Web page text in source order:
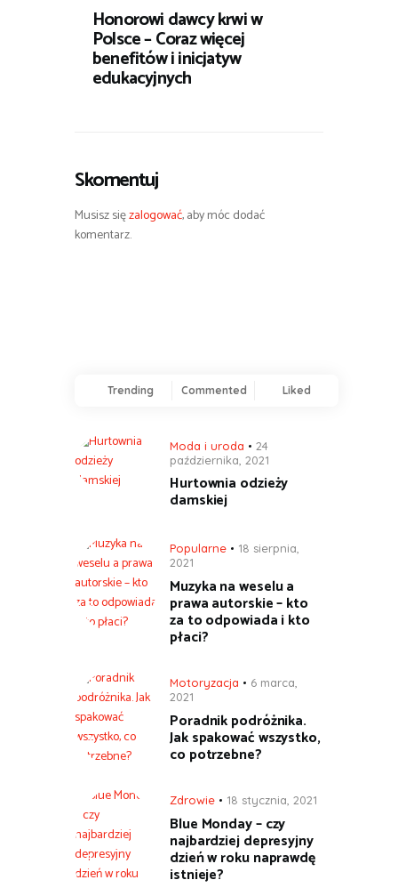
Honorowi dawcy krwi w
Polsce – Coraz więcej
benefitów i inicjatyw
edukacyjnych
Skomentuj
Musisz sięzalogować, aby móc dodać
komentarz.
Trending Commented Liked
Moda i uroda
24
października, 2021
Hurtownia odzieży
damskiej
Popularne
18 sierpnia,
2021
Muzyka na weselu a
prawa autorskie – kto
za to odpowiada i kto
płaci?
Motoryzacja
6 marca,
2021
Poradnik podróżnika.
Jak spakować wszystko,
co potrzebne?
Zdrowie 18 stycznia, 2021
Blue Monday – czy
najbardziej depresyjny
dzień w roku naprawdę
istnieje?